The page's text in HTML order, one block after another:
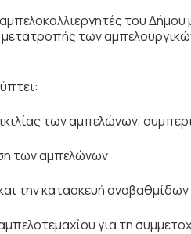
του
των
των αμπελώνων,
των αμπελώνων
την κατασκευή αναβαθμίδων
για τη